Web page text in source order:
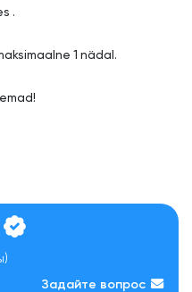
.
1 nädal.
Задайте вопрос